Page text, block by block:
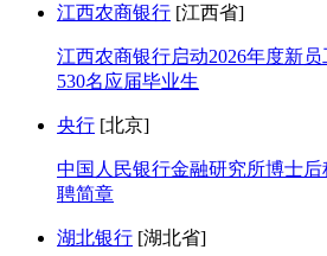
江西农商银行 [江西省]
江西农商银行启动2026年度新
530名应届毕业生
央行 [北京]
中国人民银行金融研究所博士后
聘简章
湖北银行 [湖北省]